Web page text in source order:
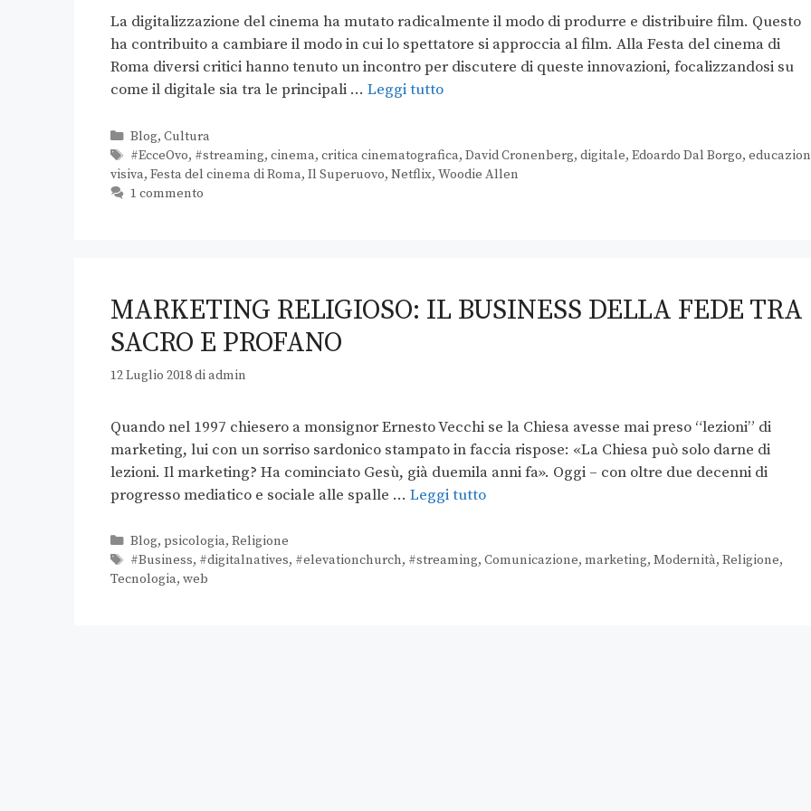
La digitalizzazione del cinema ha mutato radicalmente il modo di produrre e distribuire film. Questo
ha contribuito a cambiare il modo in cui lo spettatore si approccia al film. Alla Festa del cinema di
Roma diversi critici hanno tenuto un incontro per discutere di queste innovazioni, focalizzandosi su
come il digitale sia tra le principali … Leggi tutto
Blog, Cultura
#EcceOvo, #streaming, cinema, critica cinematografica, David Cronenberg, digitale, Edoardo Dal Borgo,
visiva, Festa del cinema di Roma, Il Superuovo, Netflix, Woodie Allen
1 commento
MARKETING RELIGIOSO: IL BUSINESS DELLA FEDE TRA
SACRO E PROFANO
12 Luglio 2018diadmin
Quando nel 1997 chiesero a monsignor Ernesto Vecchi se la Chiesa avesse mai preso “lezioni” di
marketing, lui con un sorriso sardonico stampato in faccia rispose: «La Chiesa può solo darne di
lezioni. Il marketing? Ha cominciato Gesù, già duemila anni fa». Oggi – con oltre due decenni di
progresso mediatico e sociale alle spalle … Leggi tutto
Blog, psicologia, Religione
#Business, #digitalnatives, #elevationchurch, #streaming, Comunicazione, marketing, Modernità, Religione,
Tecnologia, web